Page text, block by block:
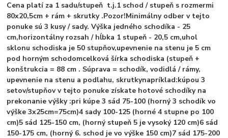
Cena platí za 1 sadu/stupeň t.j.1 schod / stupeň s rozmermi
80x20,5cm + rám + skrutky .Pozor!Minimálny odber v tejto
ponuke sú 3 kusy / sady. Výška jedného schodíka - 25
cm,horizontálny rozsah / hĺbka 1 stupeň - 20,5 cm,uhol
sklonu schodiska je 50 stupňov,upevnenie na stenu je 5 cm
pod horným schodomcelková šírka schodiska (stupeň +
konštrukcia = 88 cm . Súprava = schodík, vodidlá / rámy,
upevnenie na stenu a podlahu, skrutkynapríklad:kúpou 3
setov/stupňov v tejto ponuke získate hotové schodíky na
prekonanie výšky :pri kúpe 3 sád 75-100 (horný 3 schodík vo
výške 3x25cm=75cm)4 sady 100-125 (horné 4 stupne po 100
cm)5 sád 125-150 cm, (horný stupeň 5 je vysoký 120 cm)6 sád
150-175 cm, (horný 6. schod je vo výške 150 cm)7 sád 175-200